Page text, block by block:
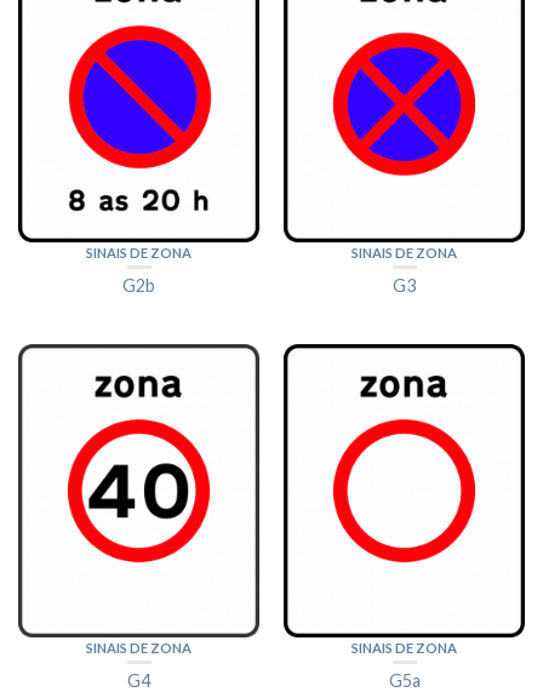
SINAIS DE ZONA
G2b
SINAIS DE ZONA
G3
SINAIS DE ZONA
G4
SINAIS DE ZONA
G5a